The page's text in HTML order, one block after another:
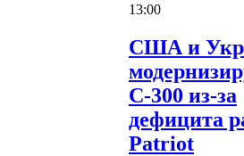
13:00
США и
С-300 из-за
дефицита
Patriot